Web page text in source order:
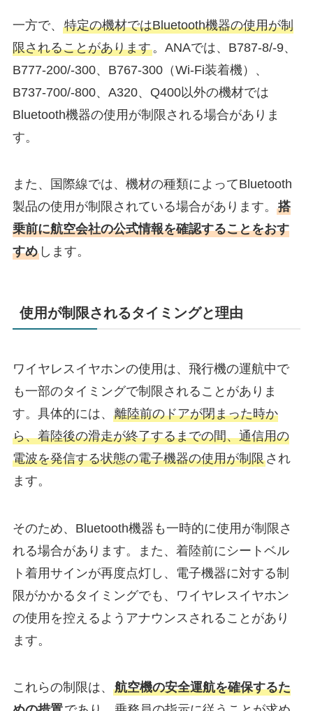
​一方で、 特定の機材ではBluetooth機器の使用が制
限されることがあります。​ANAでは、B787-8/-9、
B777-200/-300、B767-300（Wi-Fi装着機）、
B737-700/-800、A320、Q400以外の機材では
Bluetooth機器の使用が制限される場合がありま
す。
​また、国際線では、機材の種類によってBluetooth
製品の使用が制限されている場合があります。 ​搭
乗前に航空会社の公式情報を確認することをおす
すめします。
使用が制限されるタイミングと理由
ワイヤレスイヤホンの使用は、飛行機の運航中で
も一部のタイミングで制限されることがありま
す。​具体的には、 離陸前のドアが閉まった時か
ら、着陸後の滑走が終了するまでの間、通信用の
電波を発信する状態の電子機器の使用が制限され
ます。​
そのため、Bluetooth機器も一時的に使用が制限さ
れる場合があります。​また、着陸前にシートベル
ト着用サインが再度点灯し、電子機器に対する制
限がかかるタイミングでも、ワイヤレスイヤホン
の使用を控えるようアナウンスされることがあり
ます。​
これらの制限は、 航空機の安全運航を確保するた